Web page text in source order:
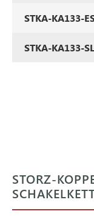
STKA-KA133-
STKA-KA133-SL
STORZ-